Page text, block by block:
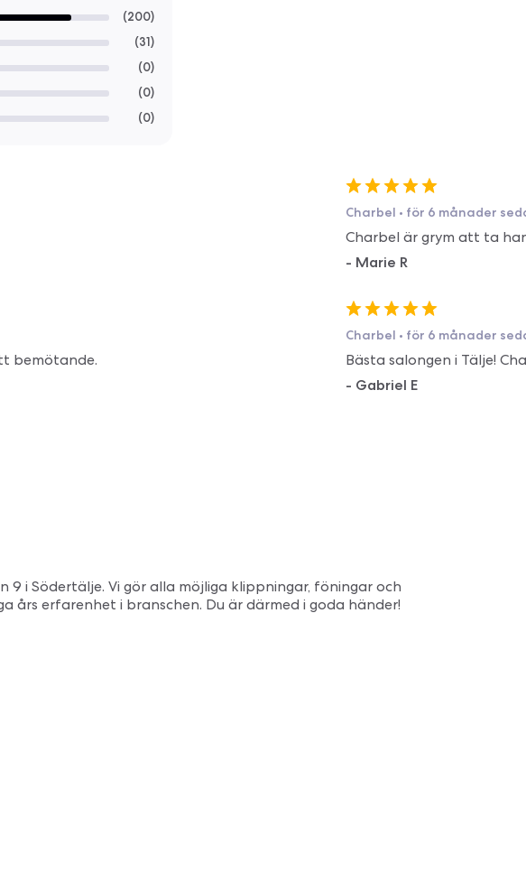
(200)
(31)
(0)
(0)
(0)
Charbel • för 6 månader
Charbel är grym att ta
- Marie R
bemötande.
Charbel • för 6 månader
Bästa salongen i Tälje!
- Gabriel E
9 i Södertälje. Vi gör alla möjliga klippningar, föningar och
års erfarenhet i branschen. Du är därmed i goda händer!